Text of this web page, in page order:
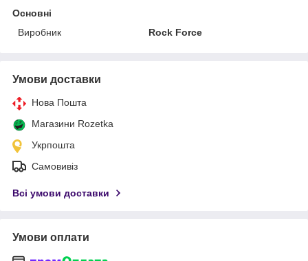
Основні
Виробник
Rock Force
Умови доставки
Нова Пошта
Магазини Rozetka
Укрпошта
Самовивіз
Всі умови доставки
Умови оплати